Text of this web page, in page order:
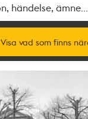
Visa vad som finns